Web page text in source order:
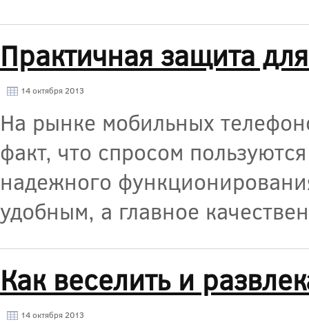
Практичная защита
14 октября 2013
На рынке мобильных
факт, что спросом
надежного
удобным, а главное
Как веселить и
14 октября 2013